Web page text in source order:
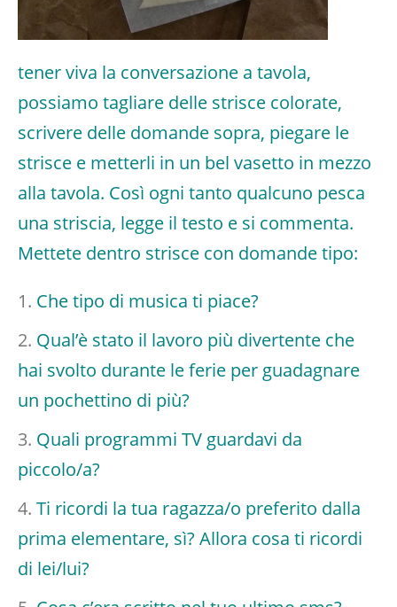
tener viva la conversazione a tavola,
possiamo tagliare delle strisce colorate,
scrivere delle domande sopra, piegare le
strisce e metterli in un bel vasetto in mezzo
alla tavola. Così ogni tanto qualcuno pesca
una striscia, legge il testo e si commenta.
Mettete dentro strisce con domande tipo:
Che tipo di musica ti piace?
Qual’è stato il lavoro più divertente che
hai svolto durante le ferie per guadagnare
un pochettino di più?
Quali programmi TV guardavi da
piccolo/a?
Ti ricordi la tua ragazza/o preferito dalla
prima elementare, sì? Allora cosa ti ricordi
di lei/lui?